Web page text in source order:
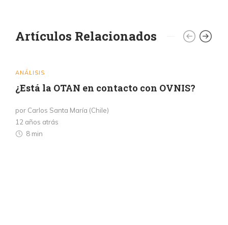
Artículos Relacionados
ANÁLISIS
¿Está la OTAN en contacto con OVNIS?
por Carlos Santa María (Chile)
12 años atrás
8 min